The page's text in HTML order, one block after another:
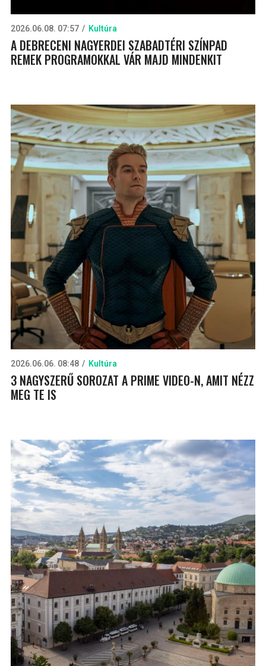
2026.06.08. 07:57 Kultúra
A DEBRECENI NAGYERDEI SZABADTÉRI SZÍNPAD
REMEK PROGRAMOKKAL VÁR MAJD MINDENKIT
2026.06.06. 08:48 Kultúra
3 NAGYSZERŰ SOROZAT A PRIME VIDEO-N, AMIT NÉZZ
MEG TE IS